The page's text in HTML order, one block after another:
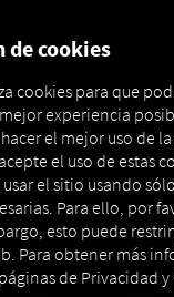
Ubiwan
de cookies
cookies para que
experiencia
el mejor uso de
el uso de estas
el sitio usando
Para ello, por
esto puede
Para obtener más
de Privacidad y